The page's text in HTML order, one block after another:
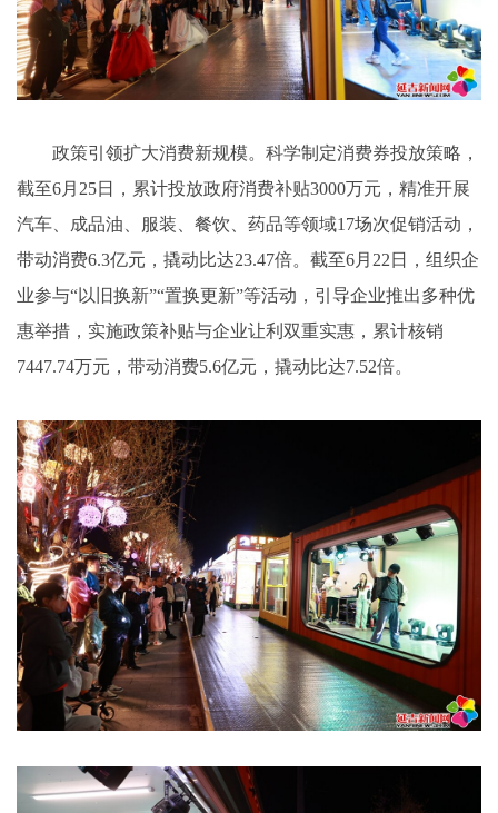
政策引领扩大消费新规模。科学制定消费券投放策略，
截至6月25日，累计投放政府消费补贴3000万元，精准开展
汽车、成品油、服装、餐饮、药品等领域17场次促销活动，
带动消费6.3亿元，撬动比达23.47倍。截至6月22日，组织企
业参与“以旧换新”“置换更新”等活动，引导企业推出多种优
惠举措，实施政策补贴与企业让利双重实惠，累计核销
7447.74万元，带动消费5.6亿元，撬动比达7.52倍。